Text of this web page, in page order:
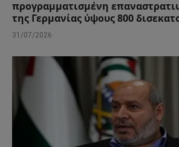
προγραμματισμένη
της Γερμανίας ύψους 800
31/07/2026